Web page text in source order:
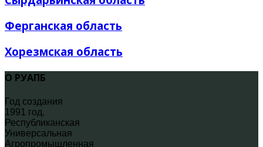
Ферганская область
Хорезмская область
О РУАПБ
Год создания
1991 год.
Республиканская
Универсальная
Агропромышленная